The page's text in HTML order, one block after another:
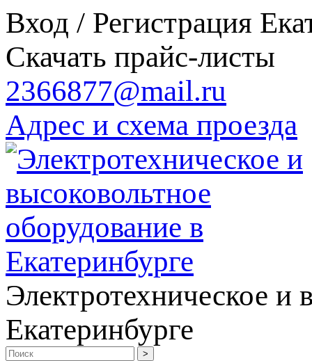
Вход / Регистрация
Скачать прайс-листы
2366877@mail.ru
Адрес и схема проезда
Электротехническое и
Екатеринбурге